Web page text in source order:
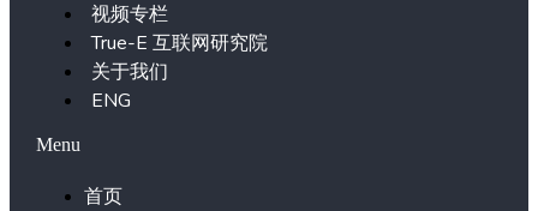
视频专栏
True-E 互联网研究院
关于我们
ENG
Menu
首页